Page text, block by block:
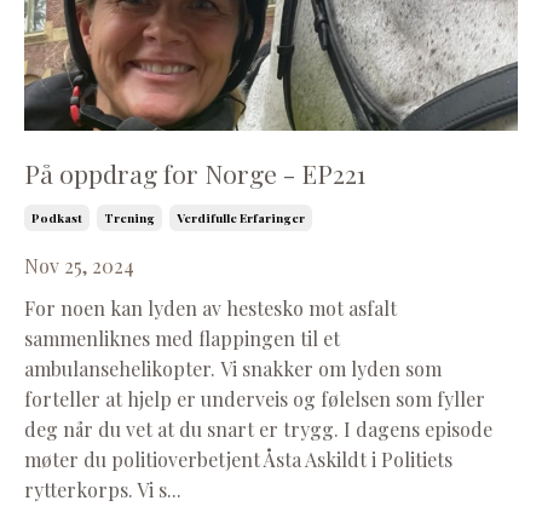
På oppdrag for Norge - EP221
Podkast Trening Verdifulle Erfaringer
Nov 25, 2024
For noen kan lyden av hestesko mot asfalt
sammenliknes med flappingen til et
ambulansehelikopter. Vi snakker om lyden som
forteller at hjelp er underveis og følelsen som fyller
deg når du vet at du snart er trygg. I dagens episode
møter du politioverbetjent Åsta Askildt i Politiets
rytterkorps. Vi s...